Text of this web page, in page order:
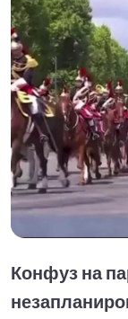
Конфуз на